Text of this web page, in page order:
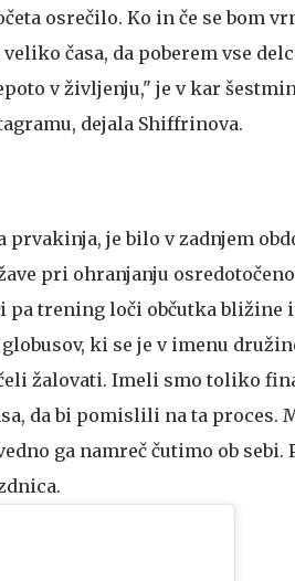
osrečilo. Ko in če se bom
časa, da poberem vse
v življenju," je v kar
dejala Shiffrinova.
je bilo v zadnjem
pri ohranjanju
pa trening loči občutka bližine
ki se je v imenu
žalovati. Imeli smo toliko
da bi pomislili na ta proces.
ga namreč čutimo ob sebi.